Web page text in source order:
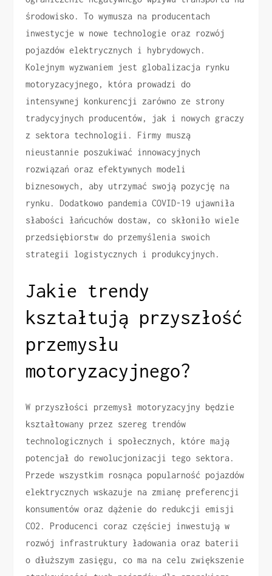
środowisko. To wymusza na producentach
inwestycje w nowe technologie oraz rozwój
pojazdów elektrycznych i hybrydowych.
Kolejnym wyzwaniem jest globalizacja rynku
motoryzacyjnego, która prowadzi do
intensywnej konkurencji zarówno ze strony
tradycyjnych producentów, jak i nowych graczy
z sektora technologii. Firmy muszą
nieustannie poszukiwać innowacyjnych
rozwiązań oraz efektywnych modeli
biznesowych, aby utrzymać swoją pozycję na
rynku. Dodatkowo pandemia COVID-19 ujawniła
słabości łańcuchów dostaw, co skłoniło wiele
przedsiębiorstw do przemyślenia swoich
strategii logistycznych i produkcyjnych.
Jakie trendy
kształtują przyszłość
przemysłu
motoryzacyjnego?
W przyszłości przemysł motoryzacyjny będzie
kształtowany przez szereg trendów
technologicznych i społecznych, które mają
potencjał do rewolucjonizacji tego sektora.
Przede wszystkim rosnąca popularność pojazdów
elektrycznych wskazuje na zmianę preferencji
konsumentów oraz dążenie do redukcji emisji
CO2. Producenci coraz częściej inwestują w
rozwój infrastruktury ładowania oraz baterii
o dłuższym zasięgu, co ma na celu zwiększenie